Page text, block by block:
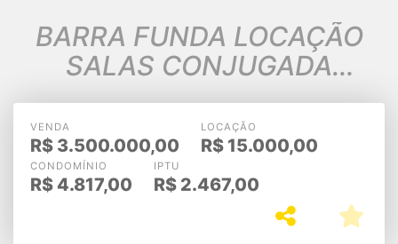
BARRA FUNDA LOCAÇÃO
SALAS CONJUGADA
COMERCIAL $ 15.000,00
VENDA
R$ 3.500.000,00
LOCAÇÃO
R$ 15.000,00
CONDOMÍNIO
R$ 4.817,00
IPTU
R$ 2.467,00